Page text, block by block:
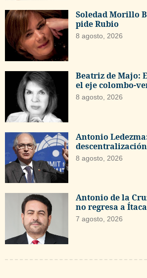
Soledad Morillo
pide Rubio
8 agosto, 2026
Beatriz de Majo:
el eje colombo-
8 agosto, 2026
Antonio
descentralización
8 agosto, 2026
Antonio de la
no regresa a Ítaca
7 agosto, 2026